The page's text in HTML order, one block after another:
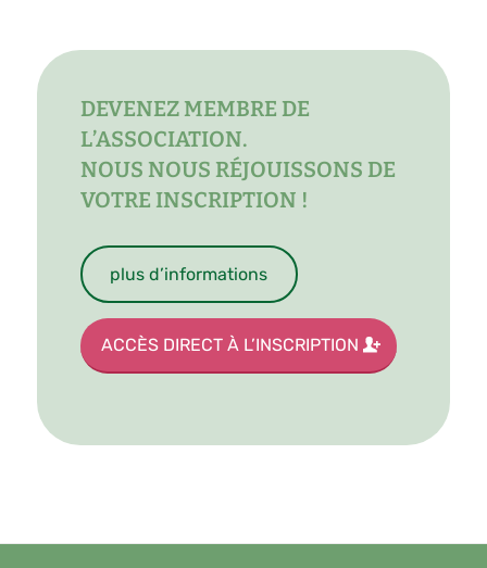
DEVENEZ MEMBRE DE
L’ASSOCIATION.
NOUS NOUS RÉJOUISSONS DE
VOTRE INSCRIPTION !
plus d’informations
ACCÈS DIRECT À L’INSCRIPTION